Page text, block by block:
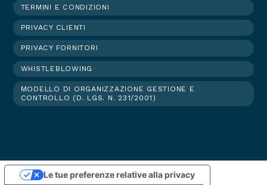
TERMINI E CONDIZIONI
PRIVACY CLIENTI
PRIVACY FORNITORI
WHISTLEBLOWING
MODELLO DI ORGANIZZAZIONE GESTIONE E
CONTROLLO (D. LGS. N. 231/2001)
Le tue preferenze relative alla privacy